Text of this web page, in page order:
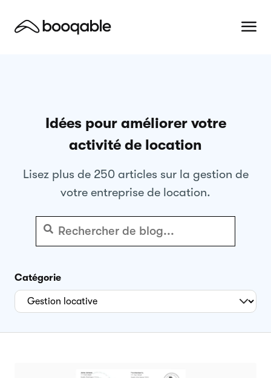
Idées pour améliorer votre
activité de location
Lisez plus de 250 articles sur la gestion de
votre entreprise de location.
Catégorie